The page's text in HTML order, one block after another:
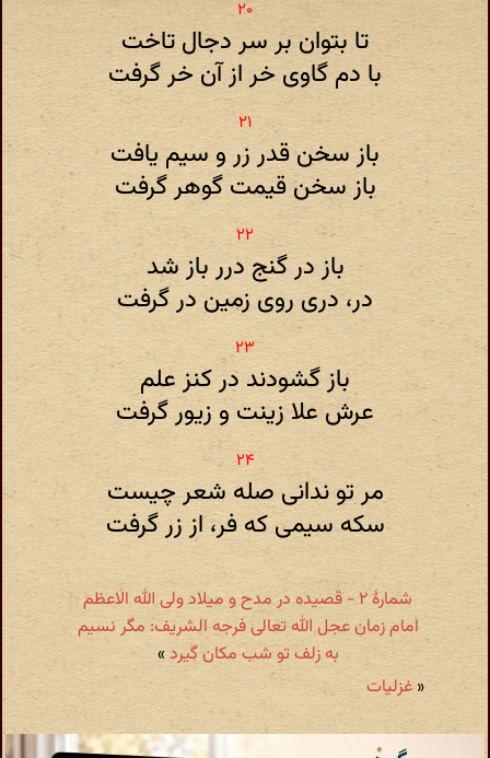
تا بتوان بر سر دجال تاخت
با دم گاوی خر از آن خر گرفت
باز سخن قدر زر و سیم یافت
باز سخن قیمت گوهر گرفت
باز در گنج درر باز شد
در، دری روی زمین در گرفت
باز گشودند در کنز علم
عرش علا زینت و زیور گرفت
مر تو ندانی صله شعر چیست
سکه سیمی که فر، از زر گرفت
شمارهٔ ۲ - قصیده در مدح و میلاد ولی الله الاعظم
امام زمان عجل الله تعالی فرجه الشریف: مگر نسیم
به زلف تو شب مکان گیرد »
« غزلیات